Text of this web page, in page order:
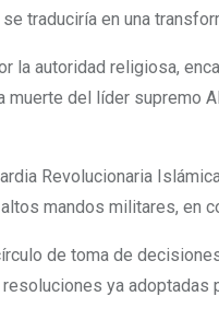
traduciría en una
la autoridad religiosa,
del líder
Revolucionaria
mandos militares, en
de toma de
ya adoptadas